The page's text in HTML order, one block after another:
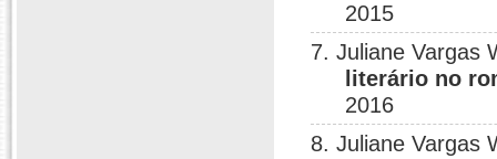
2015
7. Juliane Vargas
literário no
2016
8. Juliane Vargas